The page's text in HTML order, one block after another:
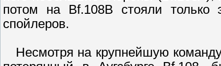
потом на Bf.108В стояли
спойлеров.
Hесмотря на крупнейшую